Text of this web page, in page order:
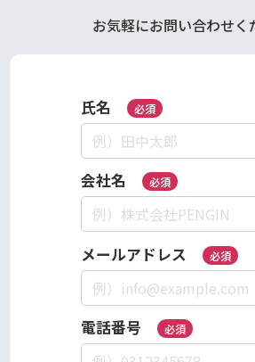
お気軽にお問い合わせく
氏名 必須
会社名 必須
メールアドレス 必須
電話番号 必須